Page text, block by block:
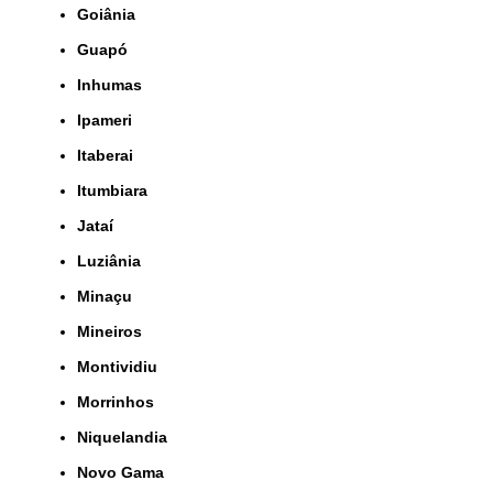
Goiânia
Guapó
Inhumas
Ipameri
Itaberai
Itumbiara
Jataí
Luziânia
Minaçu
Mineiros
Montividiu
Morrinhos
Niquelandia
Novo Gama